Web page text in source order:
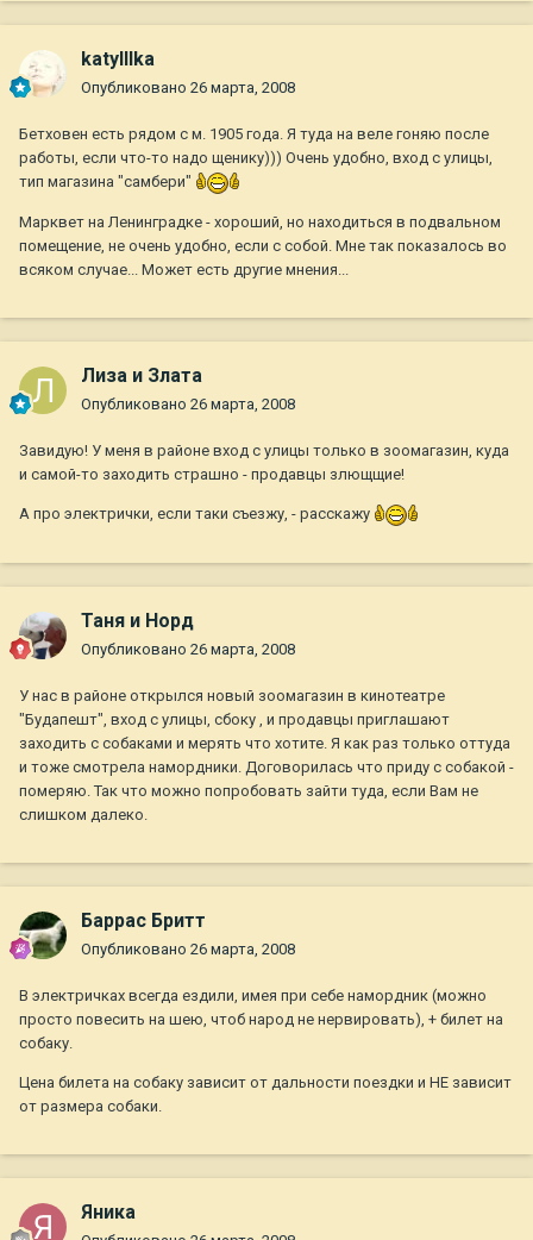
katylllka
Опубликовано 26 марта, 2008
Бетховен есть рядом с м. 1905 года. Я туда на веле гоняю после
работы, если что-то надо щенику))) Очень удобно, вход с улицы,
тип магазина "самбери"
Марквет на Ленинградке - хороший, но находиться в подвальном
помещение, не очень удобно, если с собой. Мне так показалось во
всяком случае... Может есть другие мнения...
Лиза и Злата
Опубликовано 26 марта, 2008
Завидую! У меня в районе вход с улицы только в зоомагазин, куда
и самой-то заходить страшно - продавцы злющщие!
А про электрички, если таки съезжу, - расскажу
Таня и Норд
Опубликовано 26 марта, 2008
У нас в районе открылся новый зоомагазин в кинотеатре
"Будапешт", вход с улицы, сбоку , и продавцы приглашают
заходить с собаками и мерять что хотите. Я как раз только оттуда
и тоже смотрела намордники. Договорилась что приду с собакой -
померяю. Так что можно попробовать зайти туда, если Вам не
слишком далеко.
Баррас Бритт
Опубликовано 26 марта, 2008
В электричках всегда ездили, имея при себе намордник (можно
просто повесить на шею, чтоб народ не нервировать), + билет на
собаку.
Цена билета на собаку зависит от дальности поездки и НЕ зависит
от размера собаки.
Яника